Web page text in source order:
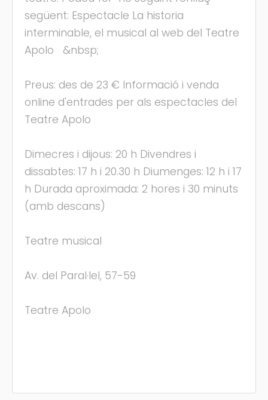
següent: Espectacle La historia
interminable, el musical al web del Teatre
Apolo &nbsp;
Preus: des de 23 € Informació i venda
online d'entrades per als espectacles del
Teatre Apolo
Dimecres i dijous: 20 h Divendres i
dissabtes: 17 h i 20.30 h Diumenges: 12 h i 17
h Durada aproximada: 2 hores i 30 minuts
(amb descans)
Teatre musical
Av. del Paral·lel, 57-59
Teatre Apolo